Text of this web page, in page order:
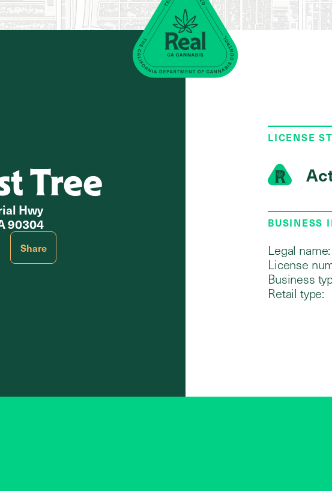
Tree
Hwy
90304
Share
LICENSE
BUSINESS
Legal name:
License
Business
Retail type: